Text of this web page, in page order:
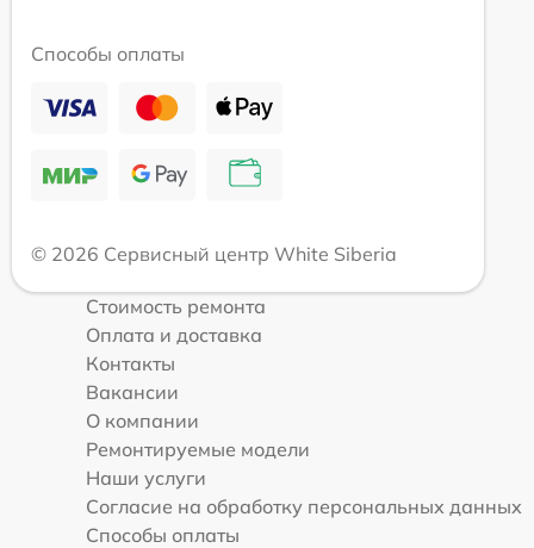
Способы оплаты
© 2026 Сервисный центр White Siberia
Стоимость ремонта
Оплата и доставка
Контакты
Вакансии
О компании
Ремонтируемые модели
Наши услуги
Согласие на обработку персональных данных
Способы оплаты